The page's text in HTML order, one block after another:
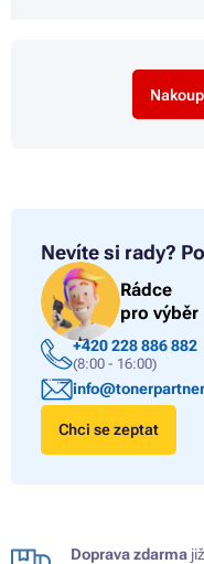
Nevíte si rady?
Rádce
pro výběr
+420 228 886 882
(8:00 - 16:00)
Chci se zeptat
Doprava zdarma